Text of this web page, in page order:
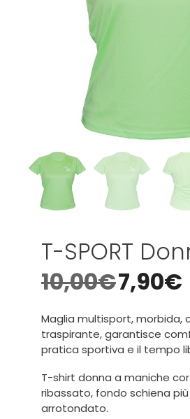
T-SPORT
10,00€7,90€
Maglia multisport, morbida,
traspirante, garantisce
pratica sportiva e il tempo
T-shirt donna a maniche
ribassato, fondo schiena
arrotondato.